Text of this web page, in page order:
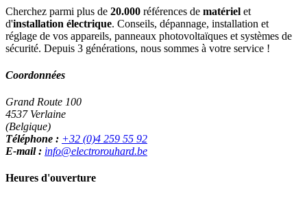
Cherchez parmi plus de 20.000 références de matériel et
d'installation électrique. Conseils, dépannage, installation et
réglage de vos appareils, panneaux photovoltaïques et systèmes de
sécurité. Depuis 3 générations, nous sommes à votre service !
Coordonnées
Grand Route 100
4537 Verlaine
(Belgique)
Téléphone : +32 (0)4 259 55 92
E-mail : info@electrorouhard.be
Heures d'ouverture